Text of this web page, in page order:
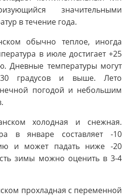
значительными
в течение года.
обычно теплое, иногда
в июле достигает +25
Дневные температуры могут
градусов и выше. Лето
погодой и небольшим
холодная и снежная.
в январе составляет -10
и может падать ниже -20
зимы можно оценить в 3-4
прохладная с переменной